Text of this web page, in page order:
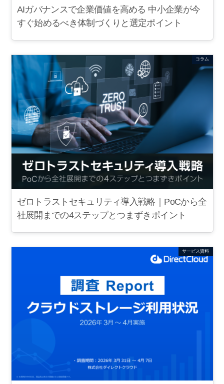
AIガバナンスで企業価値を高める 中小企業が今
すぐ始めるべき体制づくりと選定ポイント
コラム
ゼロトラストセキュリティ導入戦略｜PoCから全
社展開までの4ステップとつまずきポイント
サービス資料